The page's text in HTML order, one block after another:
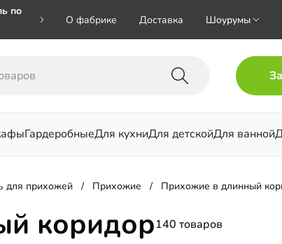
по
О фабрике Доставка Шоурумы
ГардеробныеДля кухниДля детскойДля ванной
для прихожей Прихожие Прихожие в длинный
коридор140 товаров